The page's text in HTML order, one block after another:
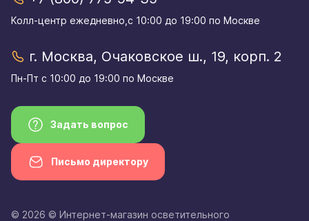
Колл-центр eжедневно,с 10:00 до 19:00 по Москве
г. Москва, Очаковское ш., 19, корп. 2
Пн-Пт с 10:00 до 19:00 по Москве
Задать вопрос
Письмо директору
© 2026 © Интернет-магазин осветительного